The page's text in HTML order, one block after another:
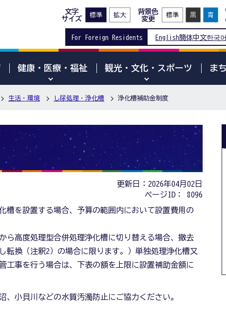
文字
サイズ
背景色
変更
For Foreign Residents English簡体中文한국어
健康・医療・福祉 観光・文化・スポーツ ま
生活・環境 し尿処理・浄化槽 浄化槽補助金制度
更新日：2026年04月02日
ページID：
8096
槽を設置する場合、予算の範囲内において設置費用の
ら高度処理型合併処理浄化槽に切り替える場合、撤去
転換（注釈2）の場合に限ります。）単独処理浄化槽又
工事を行う場合は、下表の額を上限に設置補助金額に
、小貝川などの水質汚濁防止にご協力ください。